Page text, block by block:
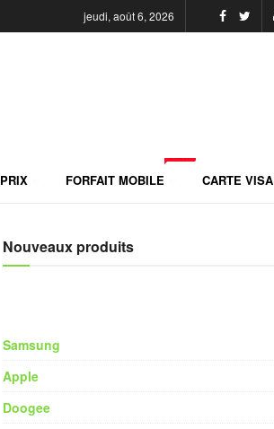
jeudi, août 6, 2026
PRIX FORFAIT MOBILE CARTE VISA
Nouveaux produits
Samsung
Apple
Doogee